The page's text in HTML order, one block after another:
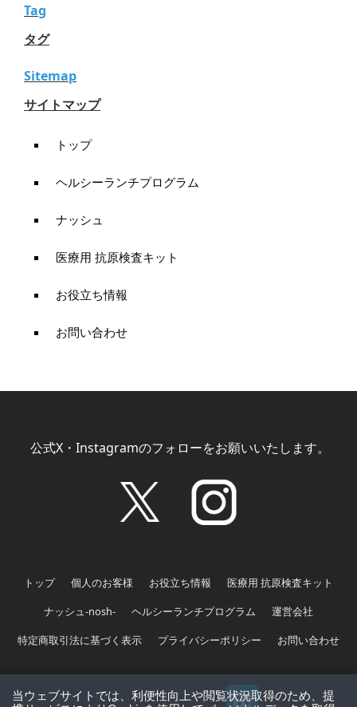
Tag
タグ
Sitemap
サイトマップ
トップ
ヘルシーランチプログラム
ナッシュ
医療用 抗原検査キット
お役立ち情報
お問い合わせ
公式X・Instagramのフォローをお願いいたします。
トップ 個人のお客様 お役立ち情報
医療用 抗原検査キット
ナッシュ-nosh-
ヘルシーランチプログラム
運営会社
特定商取引法に基づく表示
プライバシーポリシー お問い合わせ
ツイート